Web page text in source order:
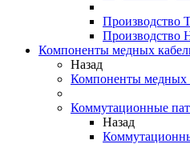
Производство
Производство
Компоненты медных
Назад
Компоненты медных
Коммутационные
Назад